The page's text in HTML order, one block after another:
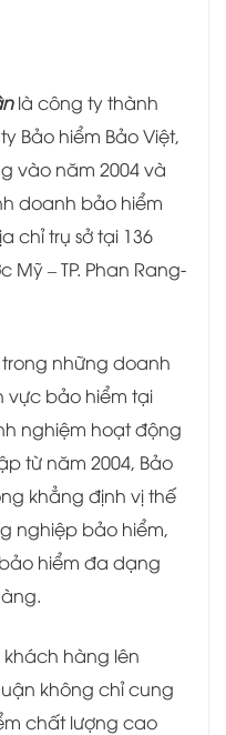
là công ty thành
Bảo hiểm Bảo Việt,
vào năm 2004 và
doanh bảo hiểm
chỉ trụ sở tại 136
Mỹ – TP. Phan Rang-
trong những doanh
vực bảo hiểm tại
nghiệm hoạt động
từ năm 2004, Bảo
khẳng định vị thế
nghiệp bảo hiểm,
hiểm đa dạng
hàng lên
không chỉ cung
chất lượng cao